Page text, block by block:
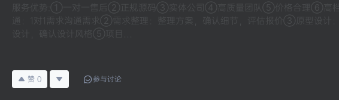
服务优势:①一对一售后②正规源码③实体公司④高质量团队⑤价格合理⑥高
通：1对1需求沟通需求②需求整理：整理方案，确认细节，评估报价③原型设
设计，确认设计风格⑤项目…
赞 0 参与讨论